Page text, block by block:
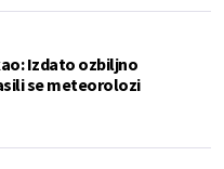
Izdato ozbiljno
se meteorolozi